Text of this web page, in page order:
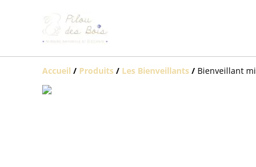
Accueil / Produits / Les Bienveillants / Bienveillant